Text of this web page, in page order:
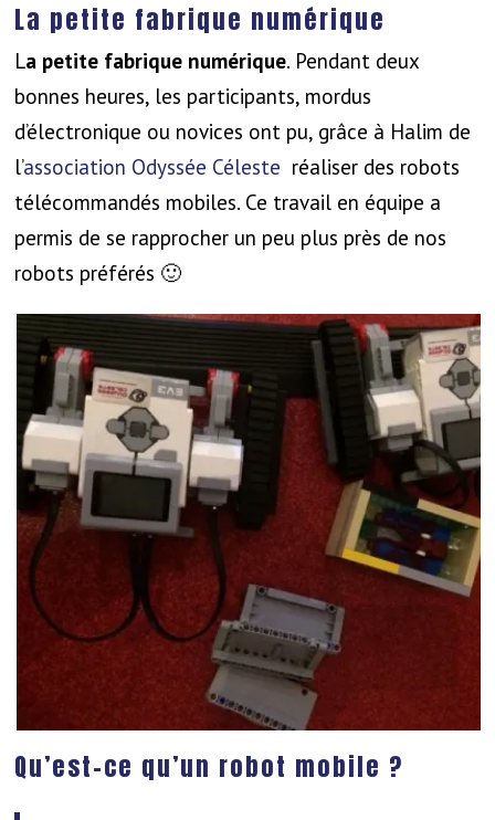
La petite fabrique numérique
La petite fabrique numérique. Pendant deux
bonnes heures, les participants, mordus
d’électronique ou novices ont pu, grâce à Halim de
l’association Odyssée Céleste réaliser des robots
télécommandés mobiles. Ce travail en équipe a
permis de se rapprocher un peu plus près de nos
robots préférés 🙂
Qu’est-ce qu’un robot mobile ?